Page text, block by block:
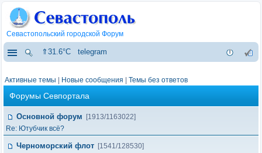
Севастопольский городской Форум
⇑31.6°C telegram
Активные темы Новые сообщения Темы без ответов
Форумы Севпортала
Основной форум
[1913/1163022]
Re: Ютубчик всё?
Черноморский флот [1541/128530]